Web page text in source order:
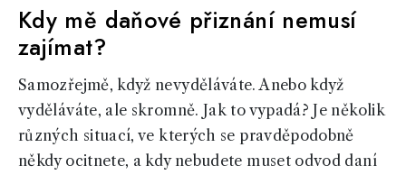
Kdy mě daňové přiznání nemusí
zajímat?
Samozřejmě, když nevyděláváte. Anebo když
vyděláváte, ale skromně. Jak to vypadá? Je několik
různých situací, ve kterých se pravděpodobně
někdy ocitnete, a kdy nebudete muset odvod daní